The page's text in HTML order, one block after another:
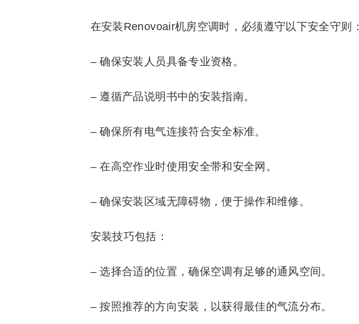
在安装Renovoair机房空调时，必须遵守以下安全守则：
– 确保安装人员具备专业资格。
– 遵循产品说明书中的安装指南。
– 确保所有电气连接符合安全标准。
– 在高空作业时使用安全带和安全网。
– 确保安装区域无障碍物，便于操作和维修。
安装技巧包括：
– 选择合适的位置，确保空调有足够的通风空间。
– 按照推荐的方向安装，以获得最佳的气流分布。